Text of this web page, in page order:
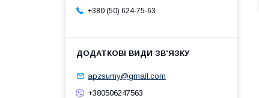
+380 (50) 624-75-63
apzsumy@gmail.com
+380506247563